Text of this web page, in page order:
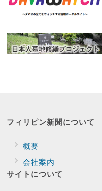
フィリピン新聞について
概要
会社案内
サイトについて